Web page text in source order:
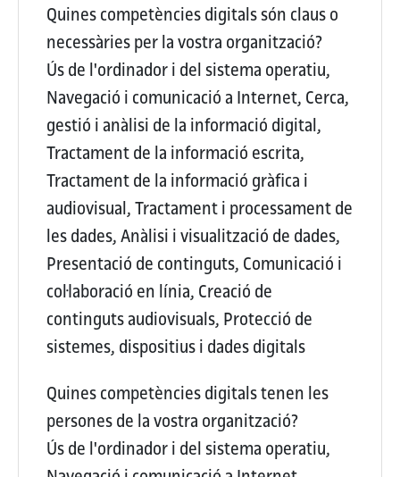
Quines competències digitals són claus o
necessàries per la vostra organització?
Ús de l'ordinador i del sistema operatiu,
Navegació i comunicació a Internet, Cerca,
gestió i anàlisi de la informació digital,
Tractament de la informació escrita,
Tractament de la informació gràfica i
audiovisual, Tractament i processament de
les dades, Anàlisi i visualització de dades,
Presentació de continguts, Comunicació i
col·laboració en línia, Creació de
continguts audiovisuals, Protecció de
sistemes, dispositius i dades digitals
Quines competències digitals tenen les
persones de la vostra organització?
Ús de l'ordinador i del sistema operatiu,